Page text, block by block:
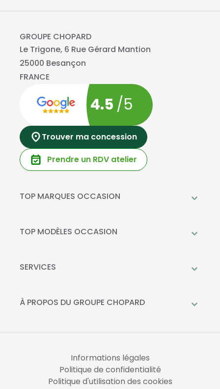
GROUPE CHOPARD
Le Trigone, 6 Rue Gérard Mantion
25000 Besançon
FRANCE
4.5 /5
Trouver ma concession
Prendre un RDV atelier
TOP MARQUES OCCASION
Mercedes-Benz
Kia
TOP MODÈLES OCCASION
Peugeot 208
SERVICES
Livraison à domicile
La Recharge Chopard
À PROPOS DU GROUPE CHOPARD
Nos concessions
Nous rejoindre
Informations légales
Politique de confidentialité
Politique d'utilisation des cookies